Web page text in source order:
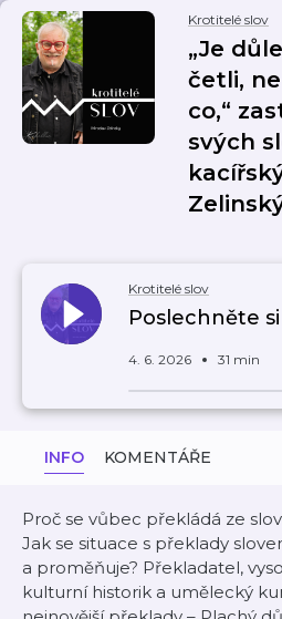
Krotitelé slov
„Je
četli,
co,“
svých
Krotitelé slov
Poslechněte
4. 6. 2026 31 min
INFO KOMENTÁŘE
Proč se vůbec překládá ze
Jak se situace s překlady
a proměňuje? Překladatel,
kulturní historik a umělecký